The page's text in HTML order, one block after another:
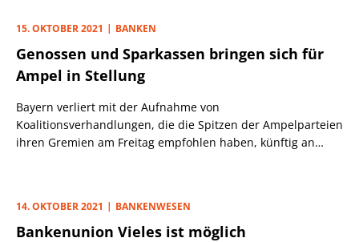
und Clifford Chance.
15. OKTOBER 2021 BANKEN
Genossen und Sparkassen bringen sich für
Ampel in Stellung
Bayern verliert mit der Aufnahme von
Koalitionsverhandlungen, die die Spitzen der Ampelparteien
ihren Gremien am Freitag empfohlen haben, künftig an
vorgestellt.
14. OKTOBER 2021 BANKENWESEN
Bankenunion Vieles ist möglich